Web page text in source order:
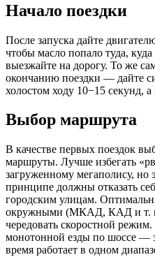
Начало поездки
После запуска дайте
чтобы масло попало туда,
выезжайте на дорогу. То же
окончанию поездки — дайте
холостом ходу 10−15 секунд,
Выбор маршрута
В качестве первых поездок
маршруты. Лучше избегать
загруженному мегаполису, но
принципе должны отказать
городским улицам.
окружными (МКАД, КАД и т.
чередовать скоростной
монотонной езды по шоссе —
время работает в одном